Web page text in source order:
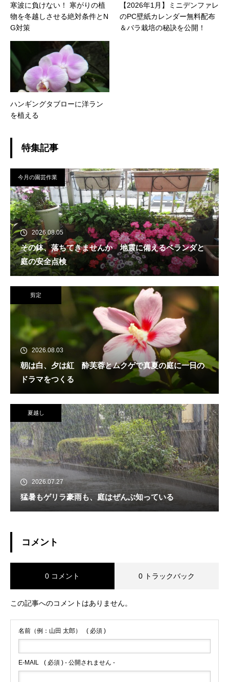
寒波に負けない！ 寒がりの植
物を冬越しさせる絶対条件とN
G対策
【2026年1月】ミニデンファレ
のPC壁紙カレンダー無料配布
＆バラ栽培の秘訣を公開！
ハンギングタブローに洋ラン
を植える
特集記事
今月の園芸作業
2026.08.05
その鉢、落ちてきませんか 地震に備えるベランダと
庭の安全点検
剪定
2026.08.03
朝は白、夕は紅 酔芙蓉とムクゲで真夏の庭に一日の
ドラマをつくる
夏越し
2026.07.27
猛暑もゲリラ豪雨も、庭はぜんぶ知っている
コメント
0 コメント 0 トラックバック
この記事へのコメントはありません。
名前（例：山田 太郎） ( 必須 )
E-MAIL ( 必須 ) - 公開されません -